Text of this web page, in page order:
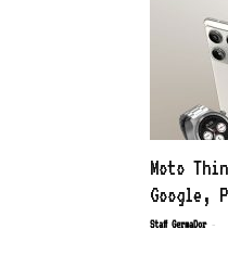
Moto
Google,
Staff GermaDor -